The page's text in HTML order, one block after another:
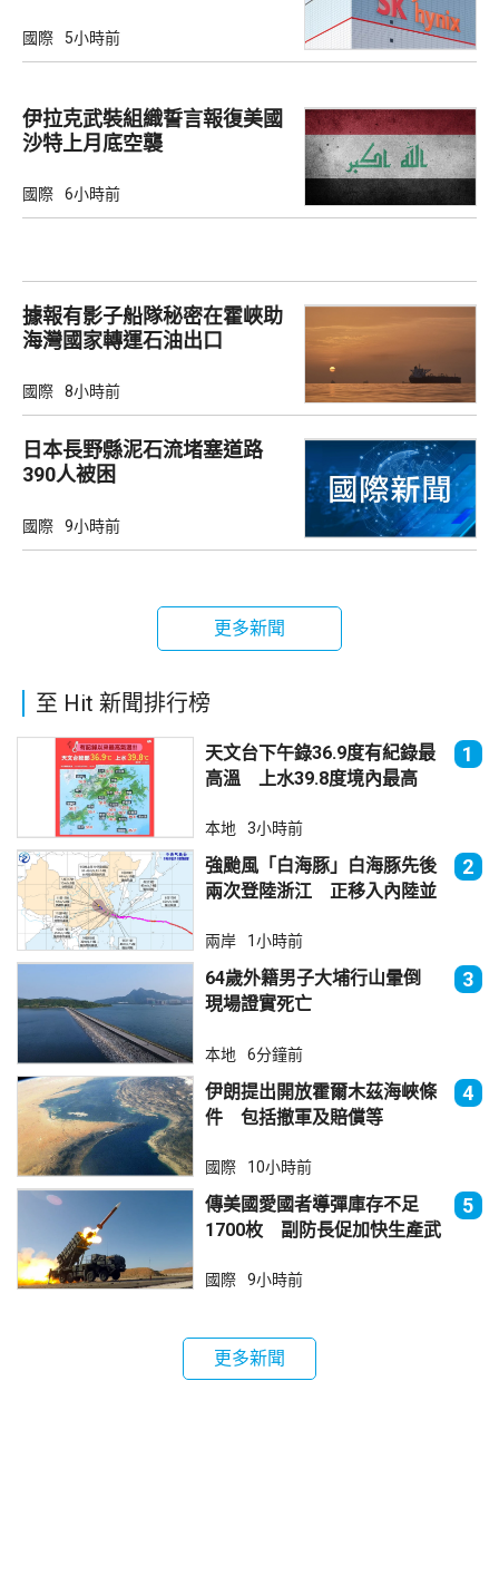
國際 5小時前
伊拉克武裝組織誓言報復美國
沙特上月底空襲
國際 6小時前
據報有影子船隊秘密在霍峽助
海灣國家轉運石油出口
國際 8小時前
日本長野縣泥石流堵塞道路
390人被困
國際 9小時前
更多新聞
至 Hit 新聞排行榜
天文台下午錄36.9度有紀錄最
高溫 上水39.8度境內最高
1
本地 3小時前
強颱風「白海豚」白海豚先後
兩次登陸浙江 正移入內陸並
2
兩岸 1小時前
64歲外籍男子大埔行山暈倒
現場證實死亡
3
本地 6分鐘前
伊朗提出開放霍爾木茲海峽條
件 包括撤軍及賠償等
4
國際 10小時前
傳美國愛國者導彈庫存不足
1700枚 副防長促加快生產武
5
國際 9小時前
更多新聞